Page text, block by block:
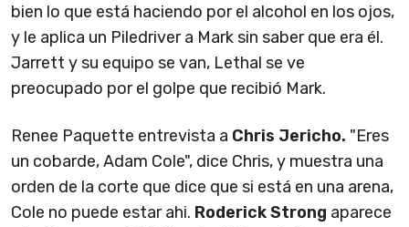
bien lo que está haciendo por el alcohol en los ojos,
y le aplica un Piledriver a Mark sin saber que era él.
Jarrett y su equipo se van, Lethal se ve
preocupado por el golpe que recibió Mark.
Renee Paquette entrevista a Chris Jericho. "Eres
un cobarde, Adam Cole", dice Chris, y muestra una
orden de la corte que dice que si está en una arena,
Cole no puede estar ahi. Roderick Strong aparece